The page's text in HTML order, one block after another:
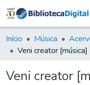
Início Música
Veni creator [música]
Veni creator